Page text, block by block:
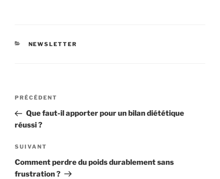
CATÉGORIES
NEWSLETTER
Navigation
l’article
Article
précédent
PRÉCÉDENT
Que faut-il apporter pour un bilan diététique
réussi ?
Article
suivant
SUIVANT
Comment perdre du poids durablement sans
frustration ?